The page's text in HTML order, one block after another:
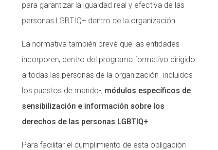
para garantizar la igualdad real y efectiva de las
personas LGBTIQ+ dentro de la organización.
La normativa también prevé que las entidades
incorporen, dentro del programa formativo dirigido
a todas las personas de la organización -incluidos
los puestos de mando-, módulos específicos de
sensibilización e información sobre los
derechos de las personas LGBTIQ+ .
Para facilitar el cumplimiento de esta obligación